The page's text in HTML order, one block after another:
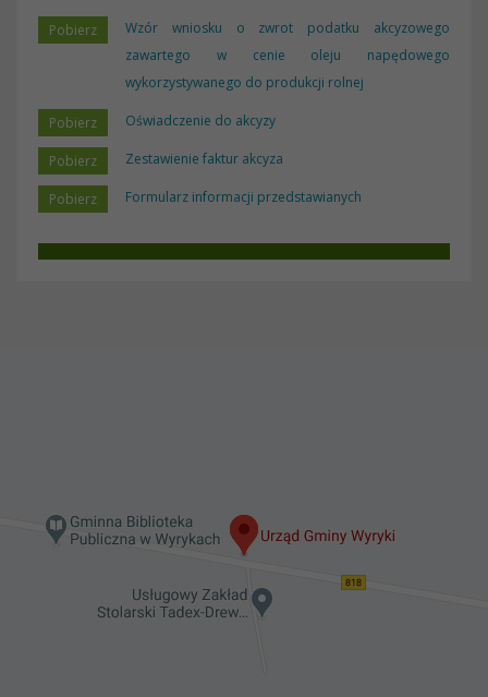
Wzór wniosku o zwrot podatku akcyzowego
zawartego w cenie oleju napędowego
wykorzystywanego do produkcji rolnej
Oświadczenie do akcyzy
Zestawienie faktur akcyza
Formularz informacji przedstawianych